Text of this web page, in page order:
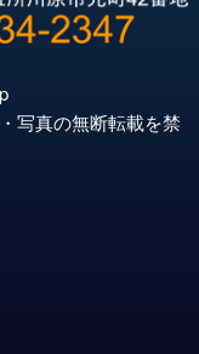
写真の無断転載を禁